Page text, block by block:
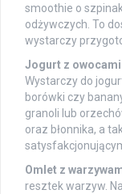
smoothie o
odżywczych. To
wystarczy
Jogurt z owocami
Wystarczy do
borówki czy
granoli lub
oraz błonnika, a
Omlet z
resztek warzyw.